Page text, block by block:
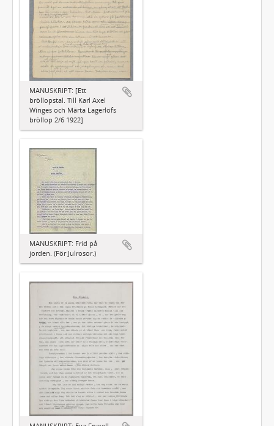
MANUSKRIPT: [Ett
bröllopstal. Till Karl Axel
Winges och Märta Lagerlöfs
bröllop 2/6 1922]
MANUSKRIPT: Frid på
jorden. (För Julrosor.)